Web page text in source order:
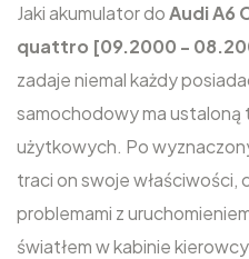
Jaki akumulator doAudi A6
quattro [09.2000 -
zadaje niemal każdy
samochodowy ma ustaloną
użytkowych. Po
traci on swoje właściwości,
problemami z
światłem w kabinie